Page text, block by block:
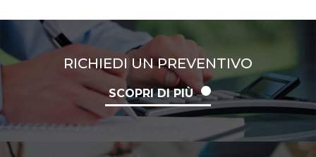
RICHIEDI UN PREVENTIVO
SCOPRI DI PIÙ